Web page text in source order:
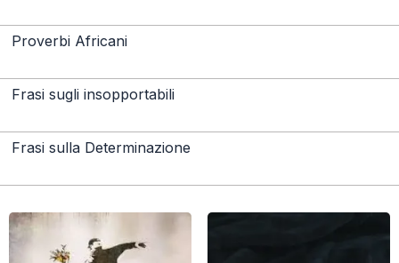
Proverbi Africani
Frasi sugli insopportabili
Frasi sulla Determinazione